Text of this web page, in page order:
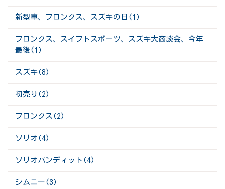
新型車、フロンクス、スズキの日(1)
フロンクス、スイフトスポーツ、スズキ大商談会、今年
最後(1)
スズキ(8)
初売り(2)
フロンクス(2)
ソリオ(4)
ソリオバンディット(4)
ジムニー(3)